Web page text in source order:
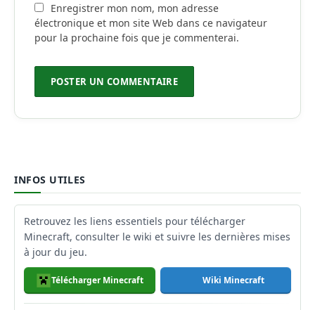
Enregistrer mon nom, mon adresse
électronique et mon site Web dans ce navigateur
pour la prochaine fois que je commenterai.
INFOS UTILES
Retrouvez les liens essentiels pour télécharger
Minecraft, consulter le wiki et suivre les dernières mises
à jour du jeu.
Télécharger Minecraft Wiki Minecraft